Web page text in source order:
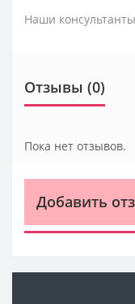
Наши
Отзывы (0)
Пока нет отзывов.
Добавить